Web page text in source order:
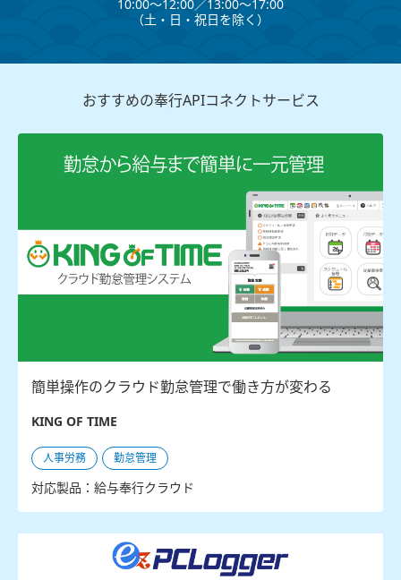
10:00～12:00∕13:00～17:00
（⼟・⽇・祝⽇を除く）
おすすめの奉行APIコネクトサービス
簡単操作のクラウド勤怠管理で働き方が変わる
KING OF TIME
人事労務 勤怠管理
対応製品：給与奉行クラウド